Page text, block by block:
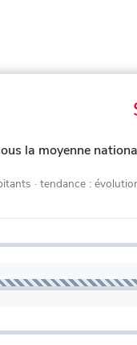
la moyenne
· tendance :